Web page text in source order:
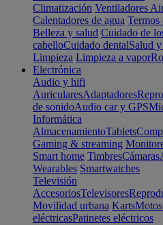
Climatización Ventiladores
Calentadores de agua Termos
Belleza y salud Cuidado de
cabelloCuidado dentalSalud
Limpieza Limpieza a vapor
Electrónica
Audio y hifi
AuricularesAdaptadores
de sonidoAudio car y GPS
Informática
AlmacenamientoTablets
Gaming & streaming
Smart home TimbresCámaras
Wearables Smartwatches
Televisión
AccesoriosTelevisores
Movilidad urbana Karts
eléctricasPatinetes eléctricos